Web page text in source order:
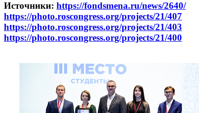
Источники: https://fondsmena.ru/news/2640/
https://photo.roscongress.org/projects/21/407
https://photo.roscongress.org/projects/21/403
https://photo.roscongress.org/projects/21/400